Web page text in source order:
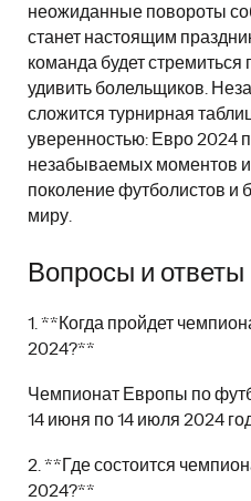
неожиданные повороты
станет настоящим
команда будет стремиться
удивить болельщиков.
сложится турнирная
уверенностью: Евро 2024
незабываемых моментов
поколение футболистов и
миру.
Вопросы и ответы
1. **Когда пройдет
2024?**
Чемпионат Европы по
14 июня по 14 июля 2024
2. **Где состоится
2024?**